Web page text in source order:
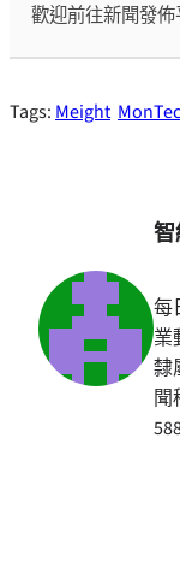
歡迎前往新聞發
Tags: Meight
每
業
隸
聞